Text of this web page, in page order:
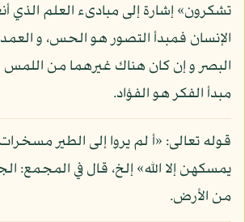
تشكرون» إشارة إلى مبادىء العلم الذي
الإنسان فمبدأ التصور هو الحس، و
البصر و إن كان هناك غيرهما من اللمس
مبدأ الفكر هو الفؤاد.
قوله تعالى: «أ لم يروا إلى الطير
يمسكهن إلا الله» إلخ، قال في المجمع:
من الأرض.